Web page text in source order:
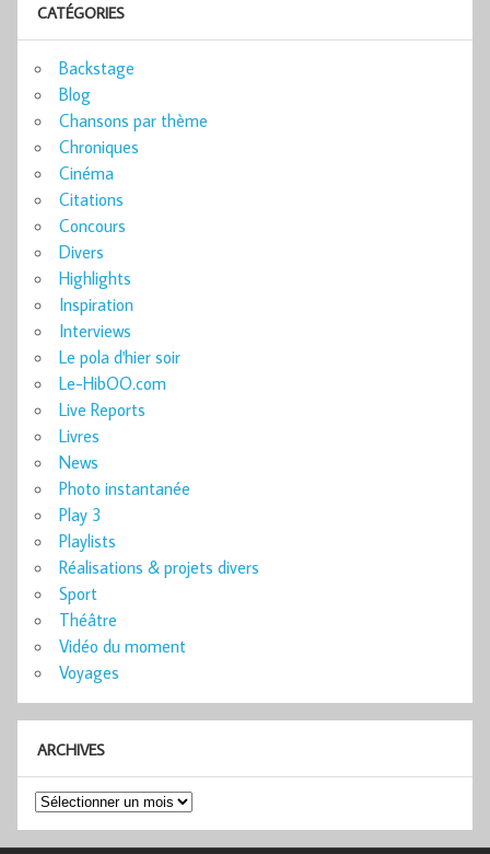
CATÉGORIES
Backstage
Blog
Chansons par thème
Chroniques
Cinéma
Citations
Concours
Divers
Highlights
Inspiration
Interviews
Le pola d'hier soir
Le-HibOO.com
Live Reports
Livres
News
Photo instantanée
Play 3
Playlists
Réalisations & projets divers
Sport
Théâtre
Vidéo du moment
Voyages
ARCHIVES
Archives